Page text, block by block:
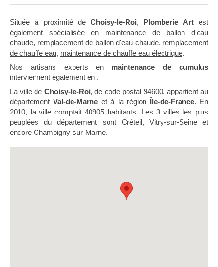
Située à proximité deChoisy-le-Roi, Plomberie Artest
également spécialisée en maintenance de ballon d'eau
chaude, remplacement de ballon d'eau chaude, remplacement
de chauffe eau, maintenance de chauffe eau électrique.
Nos artisans experts en maintenance de cumulus
interviennent également en .
La ville de Choisy-le-Roi, de code postal 94600, appartient au
départementVal-de-Marne et à la région Île-de-France. En
2010, la ville comptait 40905 habitants. Les 3 villes les plus
peuplées du département sont Créteil, Vitry-sur-Seine et
encore Champigny-sur-Marne.